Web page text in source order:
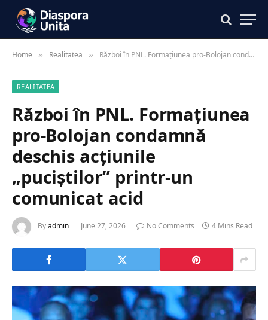
Home » Realitatea » Război în PNL. Formațiunea pro-Bolojan condamnă deschis acțiunile „puciștilor” printr-un comunicat acid
REALITATEA
Război în PNL. Formațiunea
pro-Bolojan condamnă
deschis acțiunile
„puciștilor” printr-un
comunicat acid
Byadmin June 27, 2026 No Comments 4 Mins Read